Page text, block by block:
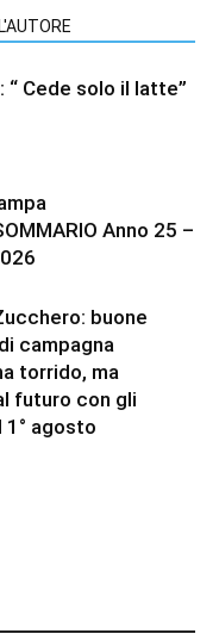
Cede solo il latte”
Anno 25 –
buone
campagna
torrido, ma
futuro con gli
agosto